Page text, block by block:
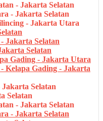
- Jakarta Selatan
- Jakarta Selatan
- Jakarta Utara
Jakarta Selatan
Selatan
Gading - Jakarta Utara
Kelapa Gading - Jakarta
Selatan
Selatan
- Jakarta Selatan
- Jakarta Selatan